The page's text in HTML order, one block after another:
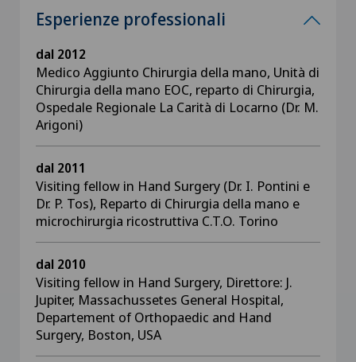
Esperienze professionali
dal 2012
Medico Aggiunto Chirurgia della mano, Unità di
Chirurgia della mano EOC, reparto di Chirurgia,
Ospedale Regionale La Carità di Locarno (Dr. M.
Arigoni)
dal 2011
Visiting fellow in Hand Surgery (Dr. I. Pontini e
Dr. P. Tos), Reparto di Chirurgia della mano e
microchirurgia ricostruttiva C.T.O. Torino
dal 2010
Visiting fellow in Hand Surgery, Direttore: J.
Jupiter, Massachussetes General Hospital,
Departement of Orthopaedic and Hand
Surgery, Boston, USA